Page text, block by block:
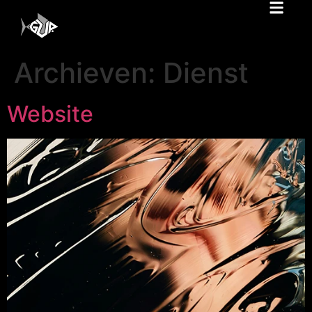
Archieven: Dienst
Website